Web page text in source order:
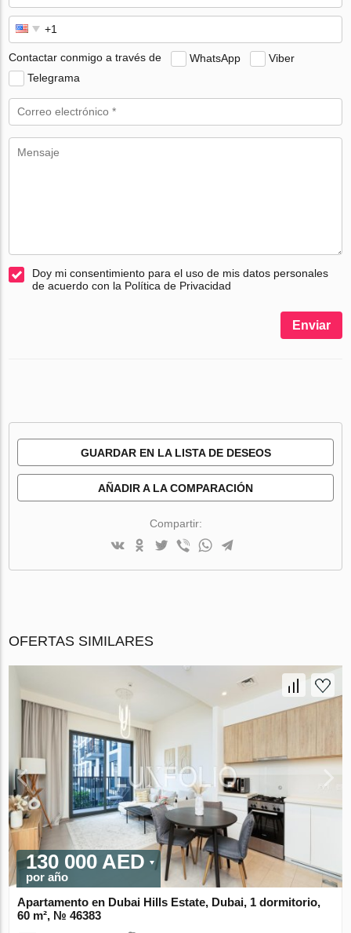
Contactar conmigo a través de WhatsApp
Viber
Telegrama
Doy mi consentimiento para el uso de mis datos personales
de acuerdo con la Política de Privacidad
Enviar
GUARDAR EN LA LISTA DE DESEOS
AÑADIR A LA COMPARACIÓN
Compartir:
OFERTAS SIMILARES
130 000 AED
por año
Apartamento en Dubai Hills Estate, Dubai, 1 dormitorio,
60 m², № 46383